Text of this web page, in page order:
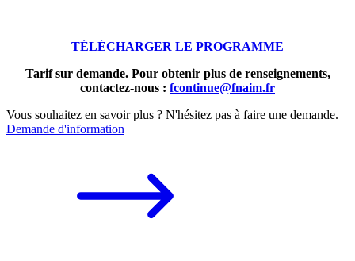
TÉLÉCHARGER LE PROGRAMME
Tarif sur demande. Pour obtenir plus de renseignements,
contactez-nous : fcontinue@fnaim.fr
Vous souhaitez en savoir plus ? N'hésitez pas à faire une demande.
Demande d'information